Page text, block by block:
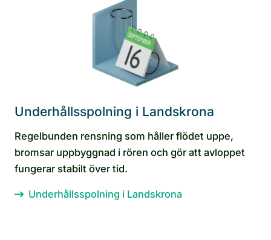
Underhållsspolning i Landskrona
Regelbunden rensning som håller flödet uppe,
bromsar uppbyggnad i rören och gör att avloppet
fungerar stabilt över tid.
Underhållsspolning i Landskrona